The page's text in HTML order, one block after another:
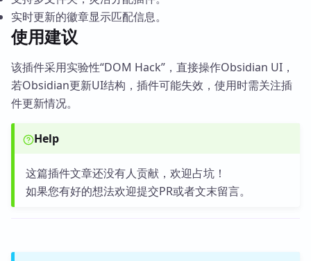
实时更新的徽章显示匹配信息。
使用建议
该插件采用实验性“DOM Hack”，直接操作Obsidian UI，
若Obsidian更新UI结构，插件可能失效，使用时需关注插
件更新情况。
Help
这篇插件文章还没有人贡献，欢迎占坑！
如果您有好的想法欢迎提交PR或者文末留言。